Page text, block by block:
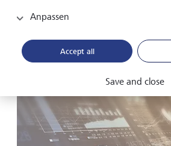
Druck und sorgten auch am Mittwoch
Während der Dow...
29. Juli 2026
Anpassen
Accept all
Save and close